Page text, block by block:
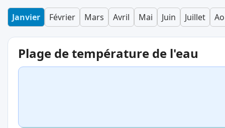
Janvier Février Mars Avril Mai Juin Juillet
Plage de température de l'eau